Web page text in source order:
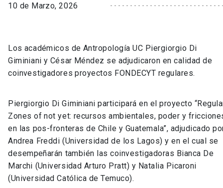
10 de Marzo, 2026
Los académicos de Antropología UC Piergiorgio Di
Giminiani y César Méndez se adjudicaron en calidad de
coinvestigadores proyectos FONDECYT regulares.
Piergiorgio Di Giminiani participará en el proyecto
Zones of not yet: recursos ambientales, poder y
en las pos-fronteras de Chile y Guatemala”, adjudicado
Andrea Freddi (Universidad de los Lagos) y en el cual se
desempeñarán también las coinvestigadoras Bianca De
Marchi (Universidad Arturo Pratt) y Natalia Picaroni
(Universidad Católica de Temuco).